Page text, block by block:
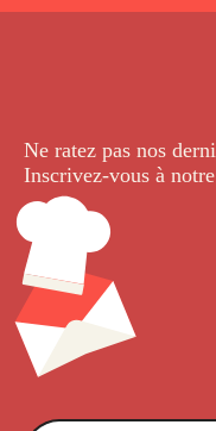
Ne ratez pas nos
Inscrivez-vous à